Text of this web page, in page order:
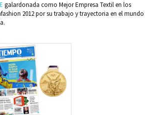
galardonada como Mejor Empresa Textil en los
2012 por su trabajo y trayectoria en el mundo